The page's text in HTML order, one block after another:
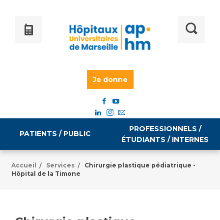
Je donne
PATIENTS / PUBLIC
Informations pratiques
PROFESSIONNELS /
ÉTUDIANTS / INTERNES
Égalité professionnelle
Emploi / formation
Accueil / Services /
Chirurgie plastique pédiatrique -
Hôpital de la Timone